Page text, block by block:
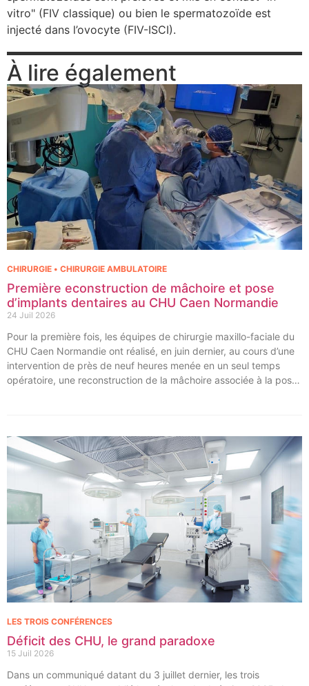
vitro" (FIV classique) ou bien le spermatozoïde est
injecté dans l’ovocyte (FIV-ISCI).
À lire également
Première econstruction de mâchoire et pose
d’implants dentaires au CHU Caen Normandie
24 Juil 2026
CHIRURGIE • CHIRURGIE AMBULATOIRE
Pour la première fois, les équipes de chirurgie maxillo-faciale du
CHU Caen Normandie ont réalisé, en juin dernier, au cours d’une
intervention de près de neuf heures menée en un seul temps
opératoire, une reconstruction de la mâchoire associée à la pose
Déficit des CHU, le grand paradoxe
15 Juil 2026
LES TROIS CONFÉRENCES
Dans un communiqué datant du 3 juillet dernier, les trois